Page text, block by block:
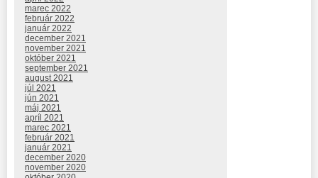
marec 2022
február 2022
január 2022
december 2021
november 2021
október 2021
september 2021
august 2021
júl 2021
jún 2021
máj 2021
apríl 2021
marec 2021
február 2021
január 2021
december 2020
november 2020